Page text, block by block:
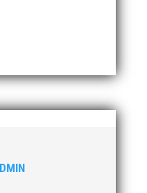
dominerade
Gossner vann och
Tvåa i loppet
i...